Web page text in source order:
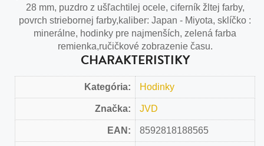
28 mm, puzdro z ušľachtilej ocele, ciferník žltej farby,
povrch striebornej farby,kaliber: Japan - Miyota, sklíčko :
minerálne, hodinky pre najmenších, zelená farba
remienka,ručičkové zobrazenie času.
CHARAKTERISTIKY
Kategória: Hodinky
Značka: JVD
EAN: 8592818188565